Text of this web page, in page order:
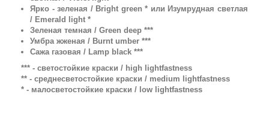
Ярко - зеленая / Bright green * или Изумрудная светлая
/ Emerald light *
Зеленая темная / Green deep ***
Умбра жженая / Burnt umber ***
Сажа газовая / Lamp black ***
*** - светостойкие краски / high lightfastness
** - среднесветостойкие краски / medium lightfastness
* - малосветостойкие краски / low lightfastness